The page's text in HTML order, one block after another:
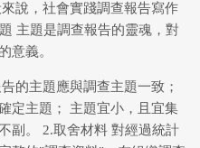
說，社會實踐調查報告寫作
主題是調查報告的靈魂，對
意義。
的主題應與調查主題一致；
定主題； 主題宜小，且宜集
副。 2.取舍材料 對經過統計